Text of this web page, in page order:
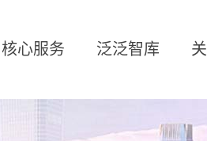
核心服务 泛泛智库